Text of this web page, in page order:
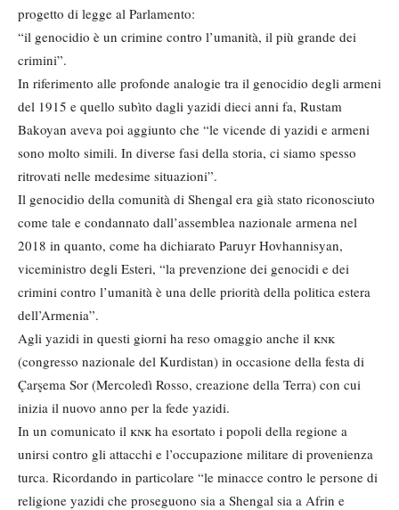
progetto di legge al Parlamento:
“il genocidio è un crimine contro l’umanità, il più grande dei
crimini”.
In riferimento alle profonde analogie tra il genocidio degli armeni
del 1915 e quello subìto dagli yazidi dieci anni fa, Rustam
Bakoyan aveva poi aggiunto che “le vicende di yazidi e armeni
sono molto simili. In diverse fasi della storia, ci siamo spesso
ritrovati nelle medesime situazioni”.
Il genocidio della comunità di Shengal era già stato riconosciuto
come tale e condannato dall’assemblea nazionale armena nel
2018 in quanto, come ha dichiarato Paruyr Hovhannisyan,
viceministro degli Esteri, “la prevenzione dei genocidi e dei
crimini contro l’umanità è una delle priorità della politica estera
dell’Armenia”.
Agli yazidi in questi giorni ha reso omaggio anche il knk
(congresso nazionale del Kurdistan) in occasione della festa di
Çarşema Sor (Mercoledì Rosso, creazione della Terra) con cui
inizia il nuovo anno per la fede yazidi.
In un comunicato il knk ha esortato i popoli della regione a
unirsi contro gli attacchi e l’occupazione militare di provenienza
turca. Ricordando in particolare “le minacce contro le persone di
religione yazidi che proseguono sia a Shengal sia a Afrin e